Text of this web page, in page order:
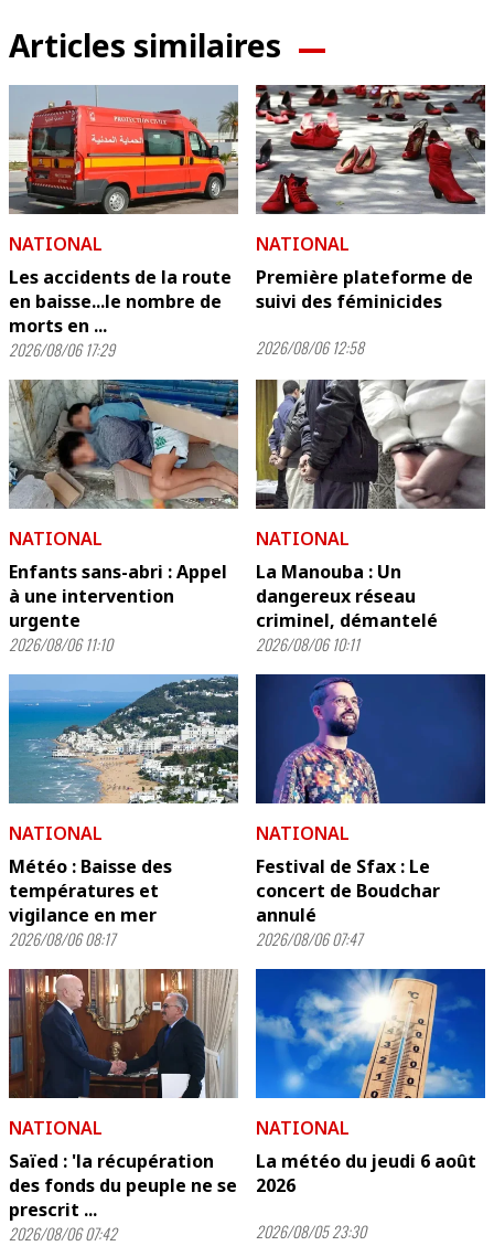
Articles similaires
NATIONAL
Les accidents de la route
en baisse...le nombre de
morts en ...
2026/08/06 17:29
NATIONAL
Première plateforme de
suivi des féminicides
2026/08/06 12:58
NATIONAL
Enfants sans-abri : Appel
à une intervention
urgente
2026/08/06 11:10
NATIONAL
La Manouba : Un
dangereux réseau
criminel, démantelé
2026/08/06 10:11
NATIONAL
Météo : Baisse des
températures et
vigilance en mer
2026/08/06 08:17
NATIONAL
Festival de Sfax : Le
concert de Boudchar
annulé
2026/08/06 07:47
NATIONAL
Saïed : 'la récupération
des fonds du peuple ne se
prescrit ...
2026/08/06 07:42
NATIONAL
La météo du jeudi 6 août
2026
2026/08/05 23:30